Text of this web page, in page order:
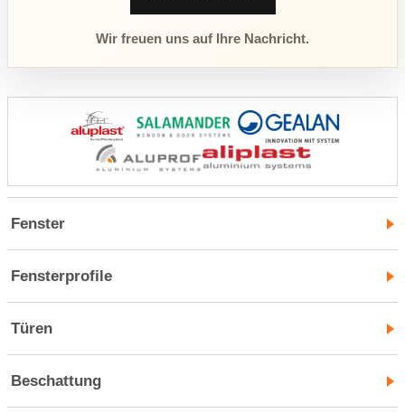
Wir freuen uns auf Ihre Nachricht.
Fenster
Fensterprofile
Türen
Beschattung